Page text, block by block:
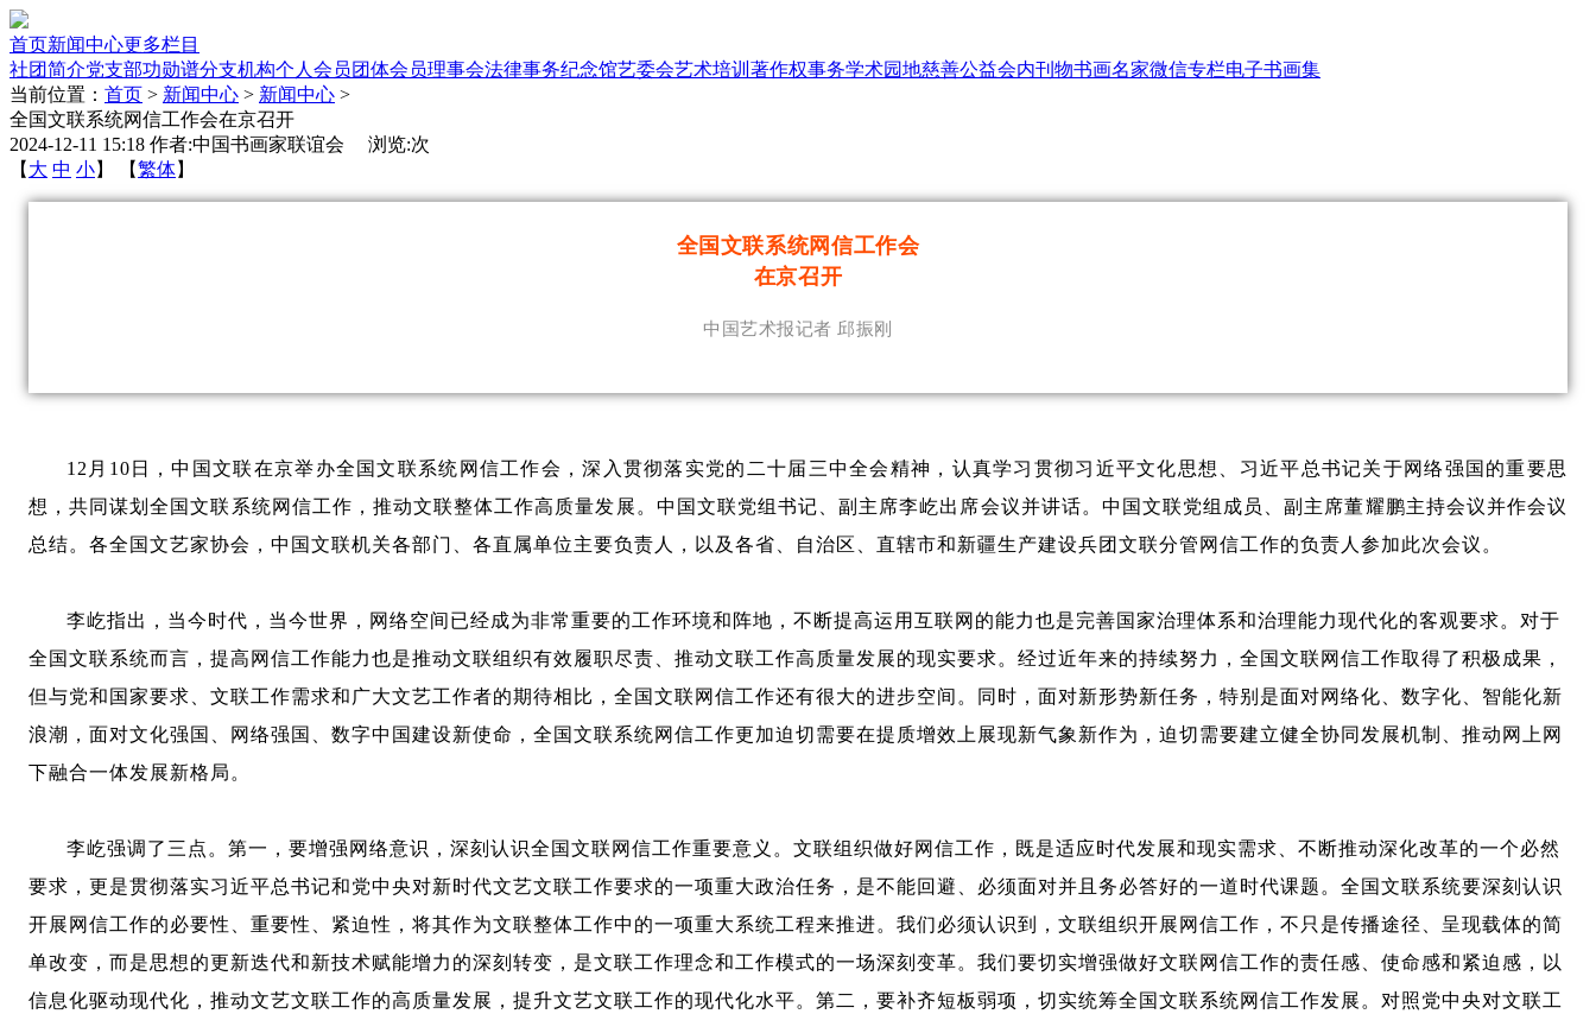
首页新闻中心更多栏目
社团简介党支部功勋谱分支机构个人会员团体会员理事会法律事务纪念馆艺委会艺术培训 著作权事务学术园地慈善公益会内刊物书画名家微信专栏电子书画集
当前位置： 首页 > 新闻中心 > 新闻中心 >
全国文联系统网信工作会在京召开
2024-12-11 15:18 作者:中国书画家联谊会 浏览:次
【 大 中 小】 【繁体】
全国文联系统网信工作会
在京召开
中国艺术报记者邱振刚
12月10日，中国文联在京举办全国文联系统网信工作会，深入贯彻落实党的二十届三中全会精神，认真学习贯彻习近平文化思想、习近平总书记关于网络强国的重要思
想，共同谋划全国文联系统网信工作，推动文联整体工作高质量发展。中国文联党组书记、副主席李屹出席会议并讲话。中国文联党组成员、副主席董耀鹏主持会议并作会议
总结。各全国文艺家协会，中国文联机关各部门、各直属单位主要负责人，以及各省、自治区、直辖市和新疆生产建设兵团文联分管网信工作的负责人参加此次会议。
李屹指出，当今时代，当今世界，网络空间已经成为非常重要的工作环境和阵地，不断提高运用互联网的能力也是完善国家治理体系和治理能力现代化的客观要求。对于
全国文联系统而言，提高网信工作能力也是推动文联组织有效履职尽责、推动文联工作高质量发展的现实要求。经过近年来的持续努力，全国文联网信工作取得了积极成果，
但与党和国家要求、文联工作需求和广大文艺工作者的期待相比，全国文联网信工作还有很大的进步空间。同时，面对新形势新任务，特别是面对网络化、数字化、智能化新
浪潮，面对文化强国、网络强国、数字中国建设新使命，全国文联系统网信工作更加迫切需要在提质增效上展现新气象新作为，迫切需要建立健全协同发展机制、推动网上网
下融合一体发展新格局。
李屹强调了三点。第一，要增强网络意识，深刻认识全国文联网信工作重要意义。文联组织做好网信工作，既是适应时代发展和现实需求、不断推动深化改革的一个必然
要求，更是贯彻落实习近平总书记和党中央对新时代文艺文联工作要求的一项重大政治任务，是不能回避、必须面对并且务必答好的一道时代课题。全国文联系统要深刻认识
开展网信工作的必要性、重要性、紧迫性，将其作为文联整体工作中的一项重大系统工程来推进。我们必须认识到，文联组织开展网信工作，不只是传播途径、呈现载体的简
单改变，而是思想的更新迭代和新技术赋能增力的深刻转变，是文联工作理念和工作模式的一场深刻变革。我们要切实增强做好文联网信工作的责任感、使命感和紧迫感，以
信息化驱动现代化，推动文艺文联工作的高质量发展，提升文艺文联工作的现代化水平。第二，要补齐短板弱项，切实统筹全国文联系统网信工作发展。对照党中央对文联工